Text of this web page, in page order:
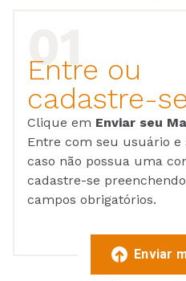
Entre ou
cadastre-se
Clique em Enviar seu
Entre com seu usuário e
caso não possua uma
cadastre-se
campos obrigatórios.
Enviar